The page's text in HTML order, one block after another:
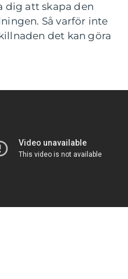
dig att skapa den
Så varför inte
det kan göra